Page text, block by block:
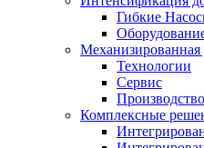
Гибкие
Механизированная
Технологии
Сервис
Производство
Комплексные